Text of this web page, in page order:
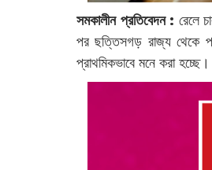
সমকালীন প্রতিবেদন : রেলে
পর ছত্তিসগড় রাজ্য থেকে
প্রাথমিকভাবে মনে করা হচ্ছে।